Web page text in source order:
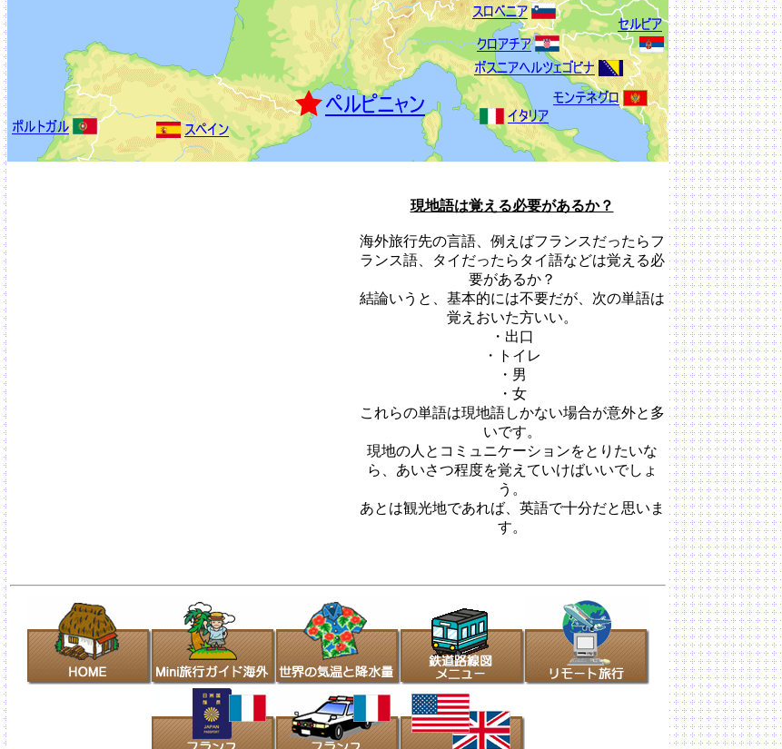
現地語は覚える必要があるか？
海外旅行先の言語、例えばフランスだったらフ
ランス語、タイだったらタイ語などは覚える必
要があるか？
結論いうと、基本的には不要だが、次の単語は
覚えおいた方いい。
・出口
・トイレ
・男
・女
これらの単語は現地語しかない場合が意外と多
いです。
現地の人とコミュニケーションをとりたいな
ら、あいさつ程度を覚えていけばいいでしょ
う。
あとは観光地であれば、英語で十分だと思いま
す。